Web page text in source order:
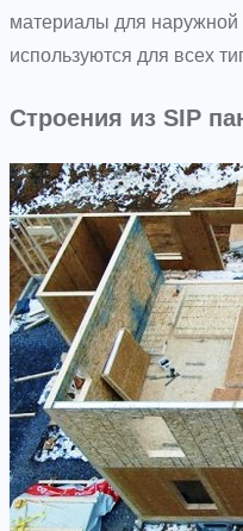
материалы для наружной
используются для всех
Строения из SIP